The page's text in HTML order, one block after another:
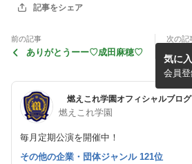
記事をシェア
前の記事
ありがとうーー♡成田麻穂♡
次の記
燃えこれ学園
毎月定期公演を開催中！
気に
会員
その他の企業・団体ジャンル 121位